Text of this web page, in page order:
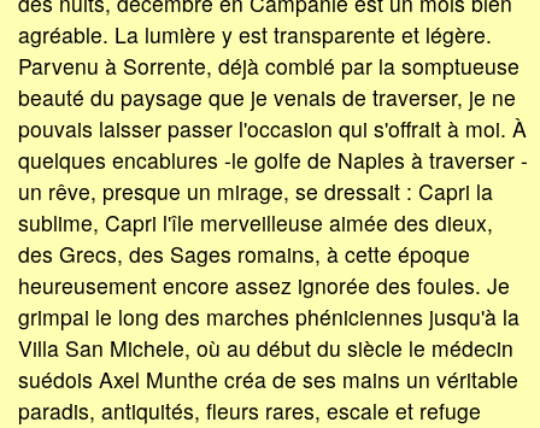
agréable. La lumière y est transparente et légère.
Parvenu à Sorrente, déjà comblé par la somptueuse
beauté du paysage que je venais de traverser, je ne
pouvais laisser passer l'occasion qui s'offrait à moi. À
quelques encablures -le golfe de Naples à traverser -
un rêve, presque un mirage, se dressait : Capri la
sublime, Capri l'île merveilleuse aimée des dieux,
des Grecs, des Sages romains, à cette époque
heureusement encore assez ignorée des foules. Je
grimpai le long des marches phéniciennes jusqu'à la
Villa San Michele, où au début du siècle le médecin
suédois Axel Munthe créa de ses mains un véritable
paradis, antiquités, fleurs rares, escale et refuge